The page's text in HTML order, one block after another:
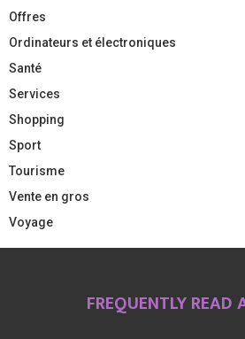
Offres
Ordinateurs et électroniques
Santé
Services
Shopping
Sport
Tourisme
Vente en gros
Voyage
FREQUENTLY READ